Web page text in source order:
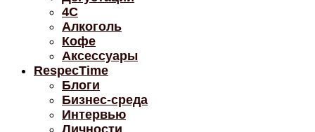
4C
Алкоголь
Кофе
Аксессуары
RespecTime
Блоги
Бизнес-среда
Интервью
Личности